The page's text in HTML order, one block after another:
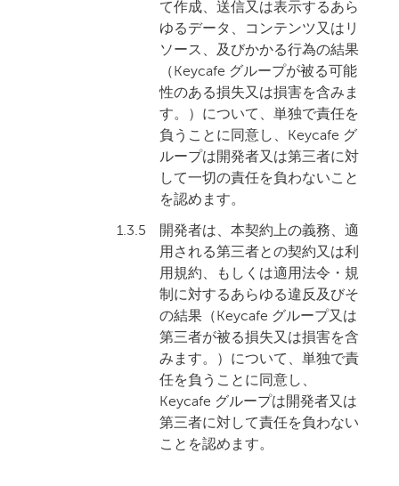
て作成、送信又は表示するあら
ゆるデータ、コンテンツ又はリ
ソース、及びかかる行為の結果
（Keycafe グループが被る可能
性のある損失又は損害を含みま
す。）について、単独で責任を
負うことに同意し、Keycafe グ
ループは開発者又は第三者に対
して一切の責任を負わないこと
を認めます。
1.3.5
開発者は、本契約上の義務、適
用される第三者との契約又は利
用規約、もしくは適用法令・規
制に対するあらゆる違反及びそ
の結果（Keycafe グループ又は
第三者が被る損失又は損害を含
みます。）について、単独で責
任を負うことに同意し、
Keycafe グループは開発者又は
第三者に対して責任を負わない
ことを認めます。